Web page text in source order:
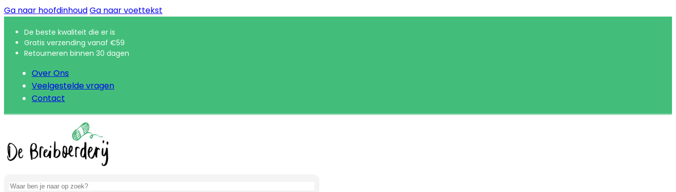
Ga naar hoofdinhoudGa naar voettekst
De beste kwaliteit die er is
Gratis verzending vanaf €59
Retourneren binnen 30 dagen
Over Ons
Veelgestelde vragen
Contact
Zoeken